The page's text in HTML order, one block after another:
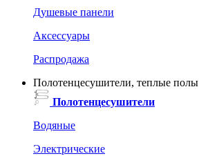
Душевые панели
Аксессуары
Распродажа
Полотенцесушители, теплые полы
Полотенцесушители
Водяные
Электрические